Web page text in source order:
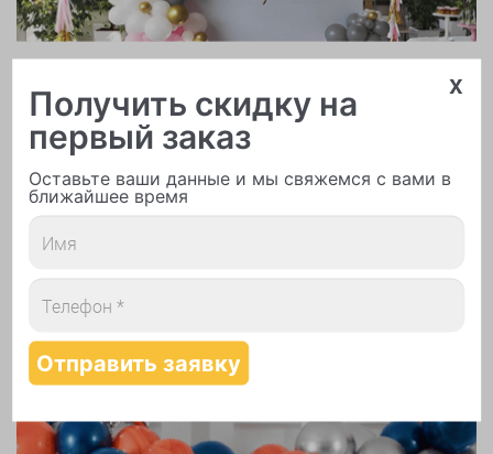
x
Получить скидку на
первый заказ
Оставьте ваши данные и мы свяжемся с вами в
ближайшее время